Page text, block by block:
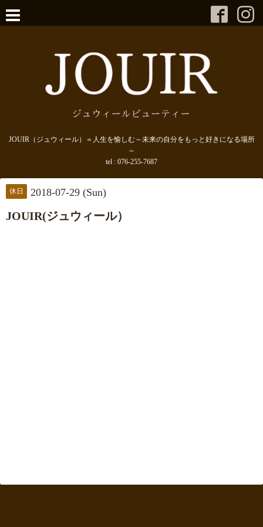
JOUIR（ジュウィール）＝人生を愉しむ～未来の自分をもっと好きになる場所
～
tel : 076-255-7687
休日 2018-07-29 (Sun)
JOUIR(ジュウィール）